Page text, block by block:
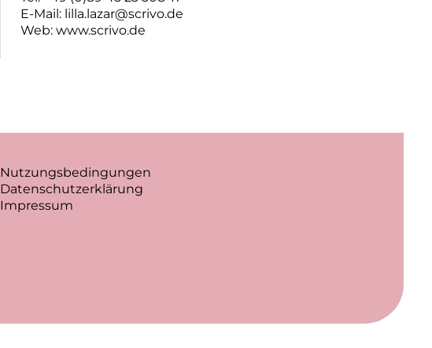
E-Mail: lilla.lazar@scrivo.de
Web:www.scrivo.de
Nutzungsbedingungen
Datenschutzerklärung
Impressum